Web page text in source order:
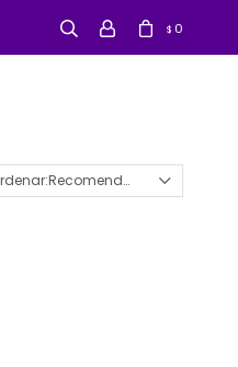
$ 0
Recomendados